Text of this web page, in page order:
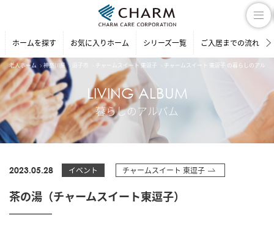
ホームを探す お気に入りホーム シリーズ一覧 ご入居までの流れ
老人ホーム 神奈川県 逗子市 チャームスイート 東逗子 チャームスイート 東逗子 の暮らしのアルバ
LIVING ALBUM
暮らしのアルバム
2023.05.28 イベント チャームスイート 東逗子
茶の湯（チャームスイート東逗子）